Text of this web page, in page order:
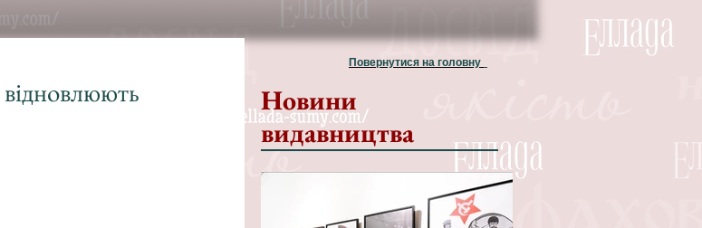
відновлюють
Повернутися на головну
Новини
видавництва